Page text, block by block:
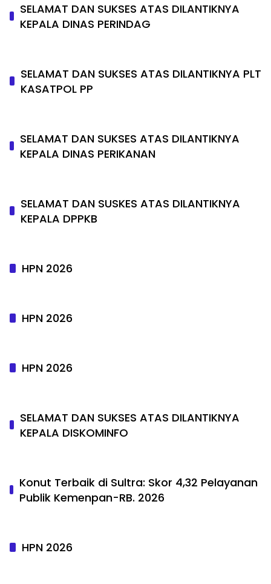
SELAMAT DAN SUKSES ATAS DILANTIKNYA
KEPALA DINAS PERINDAG
SELAMAT DAN SUKSES ATAS DILANTIKNYA PLT
KASATPOL PP
SELAMAT DAN SUKSES ATAS DILANTIKNYA
KEPALA DINAS PERIKANAN
SELAMAT DAN SUSKES ATAS DILANTIKNYA
KEPALA DPPKB
HPN 2026
HPN 2026
HPN 2026
SELAMAT DAN SUKSES ATAS DILANTIKNYA
KEPALA DISKOMINFO
Konut Terbaik di Sultra: Skor 4,32 Pelayanan
Publik Kemenpan-RB. 2026
HPN 2026